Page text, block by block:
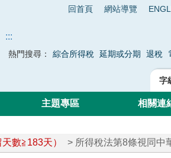
回首頁 網站導覽
:::
熱門搜尋： 綜合所得稅 延期或分期 退稅
字
主題專區 相關連
數≧183天） > 所得稅法第8條視同中